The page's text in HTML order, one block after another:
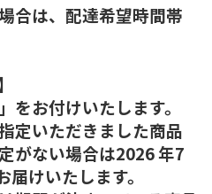
合は、配達希望時間帯
お付けいたします。
定いただきました商品
がない場合は2026 年7
けいたします。